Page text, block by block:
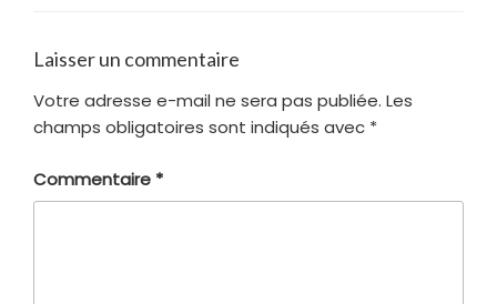
Laisser un commentaire
Votre adresse e-mail ne sera pas publiée. Les
champs obligatoires sont indiqués avec *
Commentaire *